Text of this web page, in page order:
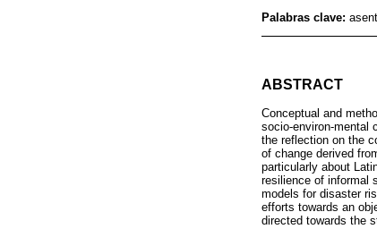
Palabras clave:
ABSTRACT
Conceptual and
socio-environ-mental
the reflection on the
of change derived
particularly about
resilience of informal
models for disaster
efforts towards an
directed towards the